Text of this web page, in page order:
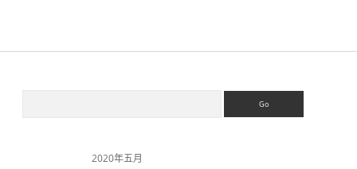
2020年五月